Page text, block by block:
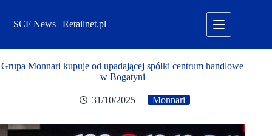
treściSCF News | Retailnet.pl
Grupa Monnari kupuje od upadającej spółki centrum handlowe
w Bogatyni
31/10/2025 Monnari